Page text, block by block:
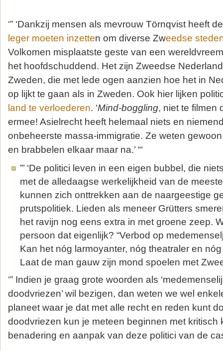
‘” ‘Dankzij mensen als mevrouw Törnqvist heeft
leger moeten inzetten om diverse Zweedse
Volkomen misplaatste geste van een
het hoofdschuddend. Het zijn Zweedse
Zweden, die met lede ogen aanzien hoe het in
op lijkt te gaan als in Zweden. Ook hier lijken
land te verloederen. ‘Mind-boggling, niet te filmen
ermee! Asielrecht heeft helemaal niets en
onbeheerste massa-immigratie. Ze weten
en brabbelen elkaar maar na.’ “‘
”’ ‘De politici leven in een eigen bubbel, die
met de alledaagse werkelijkheid van de
kunnen zich onttrekken aan de naargeestige
prutspolitiek. Lieden als meneer Grütters
het ravijn nog eens extra in met groene zeep.
persoon dat eigenlijk? “Verbod op
Kan het nóg larmoyanter, nóg theatraler en
Laat de man gauw zijn mond spoelen met
‘” Indien je graag grote woorden als
doodvriezen’ wil bezigen, dan weten we wel
planeet waar je dat met alle recht en reden kunt
doodvriezen kun je meteen beginnen met kritisch
benadering en aanpak van deze politici van de